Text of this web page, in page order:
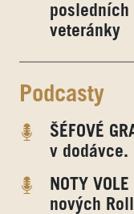
posledních
veteránky
Podcasty
ŠÉFOVÉ
v dodávce.
NOTY
nových